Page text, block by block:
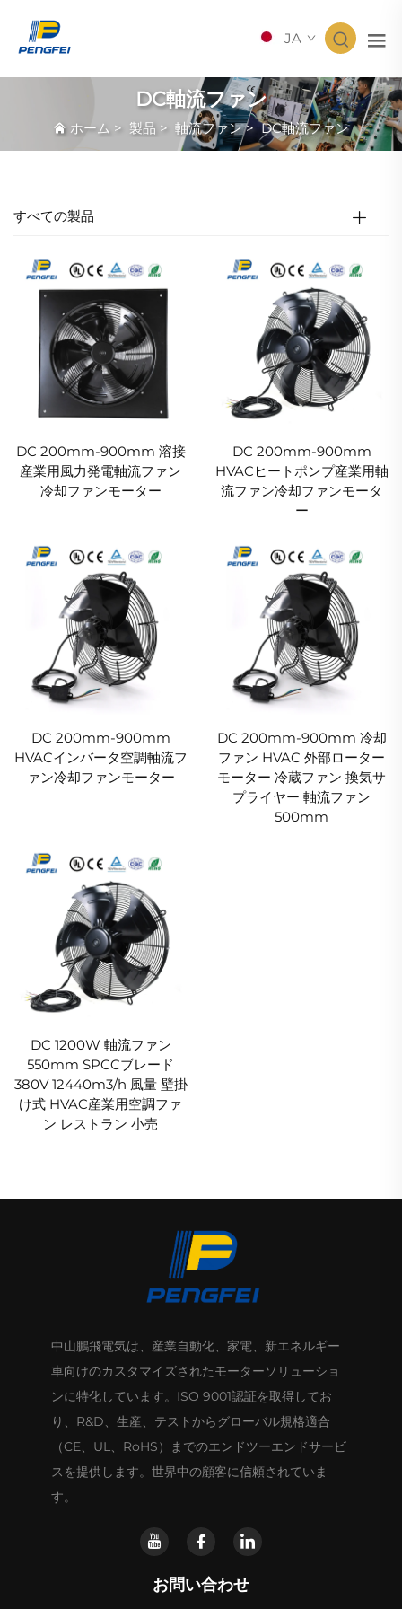
JA
DC軸流ファン
ホーム > 製品 > 軸流ファン>DC軸流ファン
すべての製品
DC 200mm-900mm 溶接
産業用風力発電軸流ファン
冷却ファンモーター
DC 200mm-900mm
HVACヒートポンプ産業用軸
流ファン冷却ファンモータ
ー
DC 200mm-900mm
HVACインバータ空調軸流フ
ァン冷却ファンモーター
DC 200mm-900mm 冷却
ファン HVAC 外部ローター
モーター 冷蔵ファン 換気サ
プライヤー 軸流ファン
500mm
DC 1200W 軸流ファン
550mm SPCCブレード
380V 12440m3/h 風量 壁掛
け式 HVAC産業用空調ファ
ン レストラン 小売
中山鵬飛電気は、産業自動化、家電、新エネルギー
車向けのカスタマイズされたモーターソリューショ
ンに特化しています。ISO 9001認証を取得してお
り、R&D、生産、テストからグローバル規格適合
（CE、UL、RoHS）までのエンドツーエンドサービ
スを提供します。世界中の顧客に信頼されていま
す。
お問い合わせ